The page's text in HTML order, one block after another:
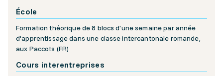
École
Formation théorique de 8 blocs d'une semaine par année
d'apprentissage dans une classe intercantonale romande,
aux Paccots (FR)
Cours interentreprises